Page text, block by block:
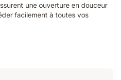
une ouverture en douceur
facilement à toutes vos